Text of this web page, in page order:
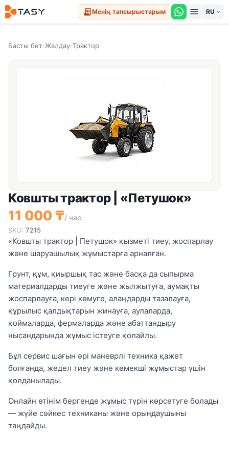
receipt_longМенің тапсырыстарым menu expand_more
Басты бет›Жалдау›Трактор
Ковшты трактор | «Петушок»
11 000 ₸/ час
SKU: 7215
«Ковшты трактор | Петушок» қызметі тиеу, жоспарлау
және шаруашылық жұмыстарға арналған.
Грунт, құм, қиыршық тас және басқа да сыпырма
материалдарды тиеуге және жылжытуға, аумақты
жоспарлауға, кері көмуге, алаңдарды тазалауға,
құрылыс қалдықтарын жинауға, аулаларда,
қоймаларда, фермаларда және абаттандыру
нысандарында жұмыс істеуге қолайлы.
Бұл сервис шағын әрі маневрлі техника қажет
болғанда, жедел тиеу және көмекші жұмыстар үшін
қолданылады.
Онлайн өтінім бергенде жұмыс түрін көрсетуге болады
— жүйе сәйкес техниканы және орындаушыны
таңдайды.